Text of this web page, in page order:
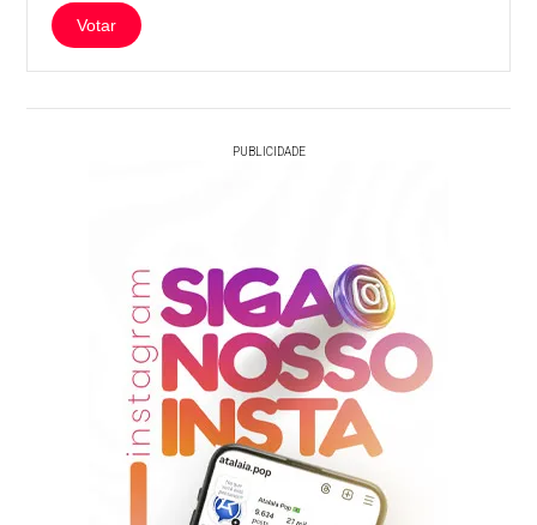
Votar
PUBLICIDADE